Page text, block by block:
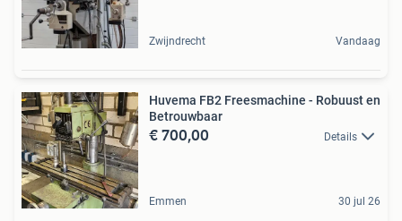
Zwijndrecht Vandaag
Huvema FB2 Freesmachine - Robuust en
Betrouwbaar
€ 700,00 Details
Emmen 30 jul 26